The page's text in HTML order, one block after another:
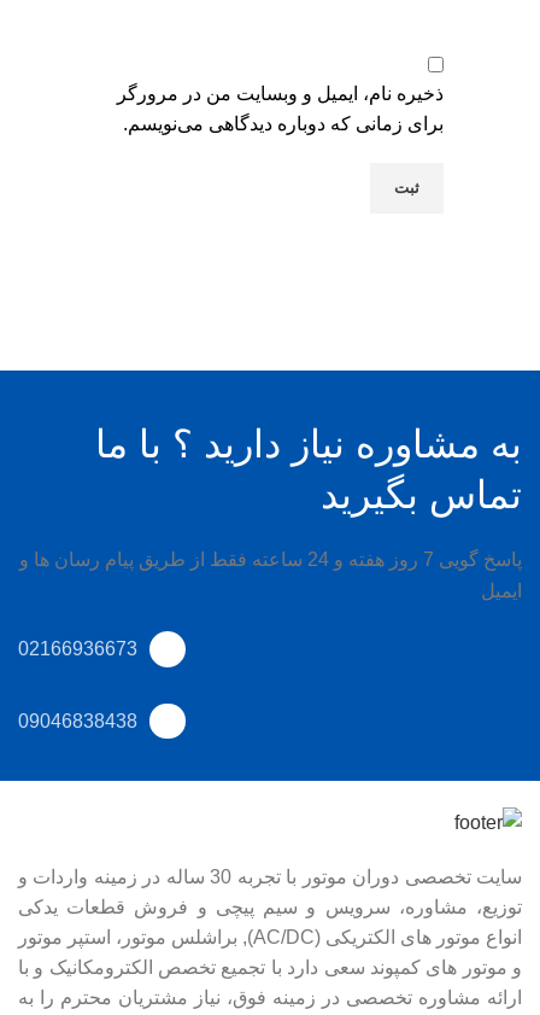
ذخیره نام، ایمیل و وبسایت من در مرورگر
برای زمانی که دوباره دیدگاهی می‌نویسم.
به مشاوره نیاز دارید ؟ با ما
تماس بگیرید
پاسخ گویی 7 روز هفته و 24 ساعته فقط از طریق پیام رسان ها و
ایمیل
02166936673
09046838438
سایت تخصصی دوران موتور با تجربه 30 ساله در زمینه واردات و
توزیع، مشاوره، سرویس و سیم پیچی و فروش قطعات یدکی
انواع موتور های الکتریکی (AC/DC), براشلس موتور، استپر موتور
و موتور های کمپوند سعی دارد با تجمیع تخصص الکترومکانیک و با
ارائه مشاوره تخصصی در زمینه فوق، نیاز مشتریان محترم را به